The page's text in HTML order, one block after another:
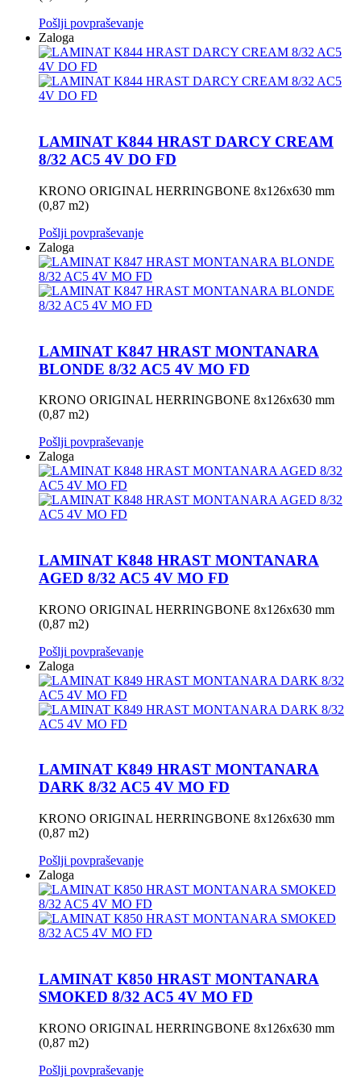
Pošlji povpraševanje
Zaloga
LAMINAT K844 HRAST DARCY CREAM
8/32 AC5 4V DO FD
KRONO ORIGINAL HERRINGBONE 8x126x630 mm
(0,87 m2)
Pošlji povpraševanje
Zaloga
LAMINAT K847 HRAST MONTANARA
BLONDE 8/32 AC5 4V MO FD
KRONO ORIGINAL HERRINGBONE 8x126x630 mm
(0,87 m2)
Pošlji povpraševanje
Zaloga
LAMINAT K848 HRAST MONTANARA
AGED 8/32 AC5 4V MO FD
KRONO ORIGINAL HERRINGBONE 8x126x630 mm
(0,87 m2)
Pošlji povpraševanje
Zaloga
LAMINAT K849 HRAST MONTANARA
DARK 8/32 AC5 4V MO FD
KRONO ORIGINAL HERRINGBONE 8x126x630 mm
(0,87 m2)
Pošlji povpraševanje
Zaloga
LAMINAT K850 HRAST MONTANARA
SMOKED 8/32 AC5 4V MO FD
KRONO ORIGINAL HERRINGBONE 8x126x630 mm
(0,87 m2)
Pošlji povpraševanje